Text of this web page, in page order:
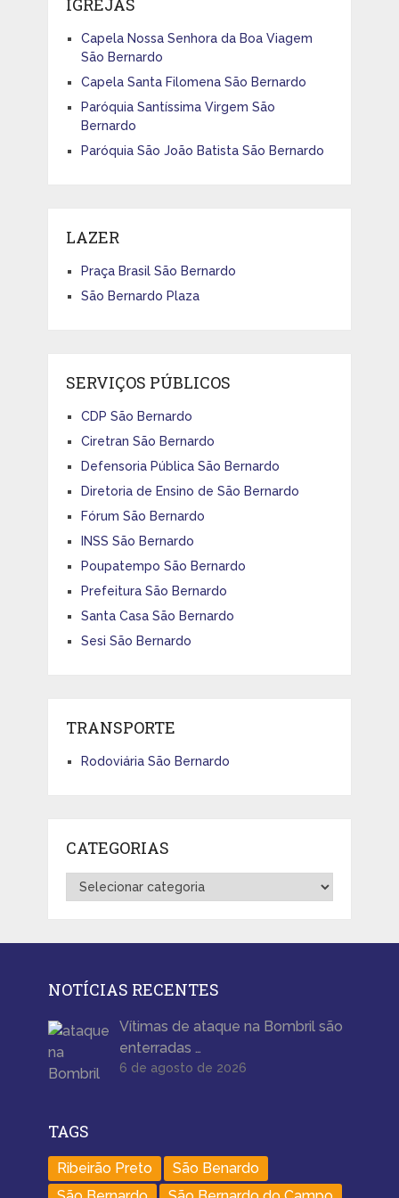
IGREJAS
Capela Nossa Senhora da Boa Viagem
São Bernardo
Capela Santa Filomena São Bernardo
Paróquia Santíssima Virgem São
Bernardo
Paróquia São João Batista São Bernardo
LAZER
Praça Brasil São Bernardo
São Bernardo Plaza
SERVIÇOS PÚBLICOS
CDP São Bernardo
Ciretran São Bernardo
Defensoria Pública São Bernardo
Diretoria de Ensino de São Bernardo
Fórum São Bernardo
INSS São Bernardo
Poupatempo São Bernardo
Prefeitura São Bernardo
Santa Casa São Bernardo
Sesi São Bernardo
TRANSPORTE
Rodoviária São Bernardo
CATEGORIAS
Categorias
NOTÍCIAS RECENTES
Vítimas de ataque na Bombril são
enterradas …
6 de agosto de 2026
TAGS
Ribeirão Preto
São Benardo